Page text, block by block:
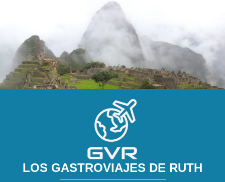
LOS GASTROVIAJES DE RUTH